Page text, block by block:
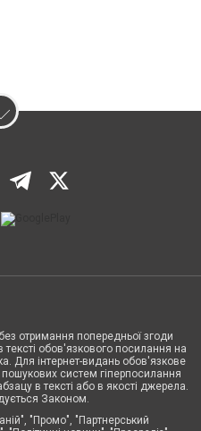
отримання попередньої згоди
обов'язкового посилання на
Для інтернет-видань обов'язкове
систем гіперпосилання
в тексті або в якості джерела.
Законом.
"Промо", "Партнерський